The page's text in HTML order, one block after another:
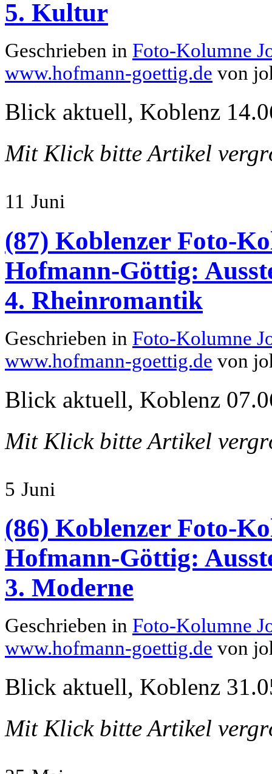
5. Kultur
Geschrieben in Foto-Kolumne
www.hofmann-goettig.de von
Blick aktuell, Koblenz
Mit Klick bitte Artikel
11 Juni
(87) Koblenzer Foto-
Hofmann-Göttig:
4. Rheinromantik
Geschrieben in Foto-Kolumne
www.hofmann-goettig.de von
Blick aktuell, Koblenz
Mit Klick bitte Artikel
5 Juni
(86) Koblenzer Foto-
Hofmann-Göttig:
3. Moderne
Geschrieben in Foto-Kolumne
www.hofmann-goettig.de von
Blick aktuell, Koblenz
Mit Klick bitte Artikel